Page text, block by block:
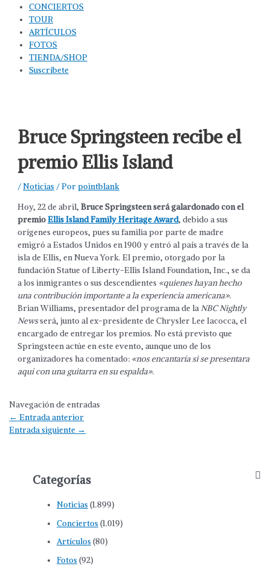
CONCIERTOS
TOUR
ARTÍCULOS
FOTOS
TIENDA/SHOP
Suscríbete
Bruce Springsteen recibe el
premio Ellis Island
/Noticias / Porpointblank
Hoy, 22 de abril,Bruce Springsteen será galardonado con el
premioEllis Island Family Heritage Award, debido a sus
orígenes europeos, pues su familia por parte de madre
emigró a Estados Unidos en 1900 y entró al país a través de la
isla de Ellis, en Nueva York. El premio, otorgado por la
fundación Statue of Liberty-Ellis Island Foundation, Inc., se da
a los inmigrantes o sus descendientes «quienes hayan hecho
una contribución importante a la experiencia americana».
Brian Williams, presentador del programa de laNBC Nightly
Newsserá, junto al ex-presidente de Chrysler Lee Iacocca, el
encargado de entregar los premios. No está previsto que
Springsteen actúe en este evento, aunque uno de los
organizadores ha comentado: «nos encantaría si se presentara
aquí con una guitarra en su espalda».
Navegación de entradas
← Entrada anterior
Entrada siguiente →
Categorías
Noticias (1.899)
Conciertos (1.019)
Artículos (80)
Fotos (92)